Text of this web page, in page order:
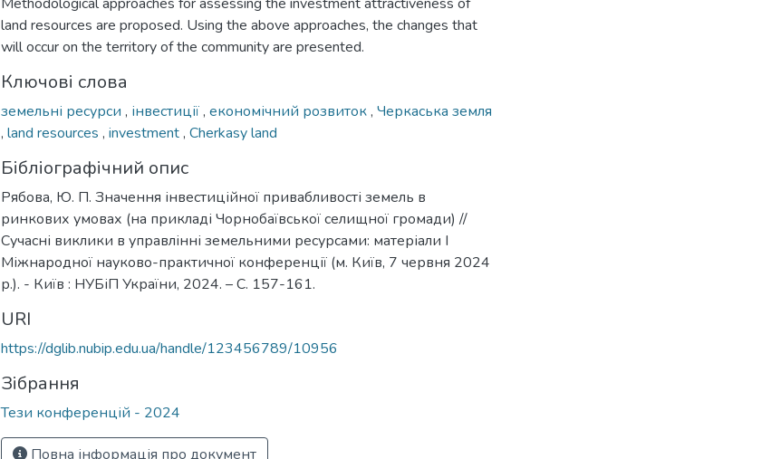
land resources are proposed. Using the above approaches, the changes that
will occur on the territory of the community are presented.
Ключові слова
земельні ресурси , інвестиції, економічний розвиток, Черкаська земля
, land resources , investment, Cherkasy land
Бібліографічний опис
Рябова, Ю. П. Значення інвестиційної привабливості земель в
ринкових умовах (на прикладі Чорнобаївської селищної громади) //
Сучасні виклики в управлінні земельними ресурсами: матеріали І
Міжнародної науково-практичної конференції (м. Київ, 7 червня 2024
р.). - Київ : НУБіП України, 2024. – С. 157-161.
URI
https://dglib.nubip.edu.ua/handle/123456789/10956
Зібрання
Тези конференцій - 2024
Повна інформація про документ